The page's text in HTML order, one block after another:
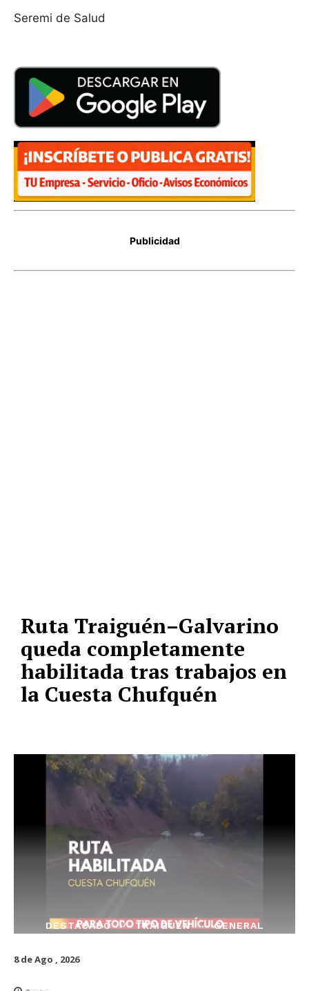
Seremi de Salud
Publicidad